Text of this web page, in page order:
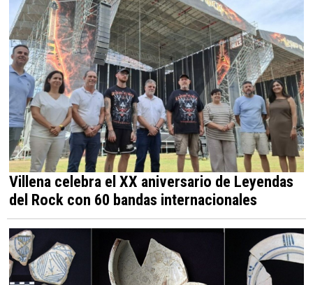
Villena celebra el XX aniversario de Leyendas
del Rock con 60 bandas internacionales